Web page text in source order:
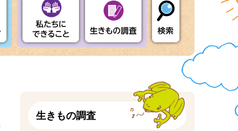
生きもの調査